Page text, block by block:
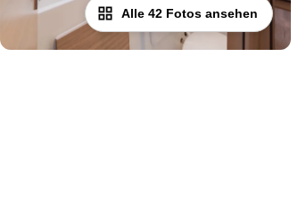
Alle 42 Fotos ansehen